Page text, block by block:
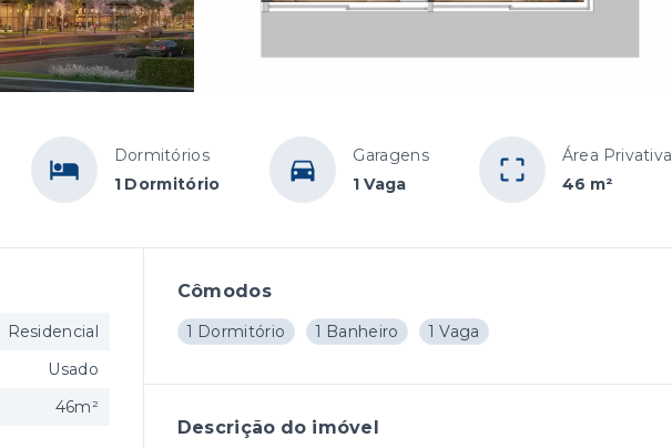
Dormitórios
1 Dormitório
Garagens
1 Vaga
Área Privativa
46 m²
Cômodos
1 Dormitório 1 Banheiro 1 Vaga
Descrição do imóvel
Residencial
Usado
46m²